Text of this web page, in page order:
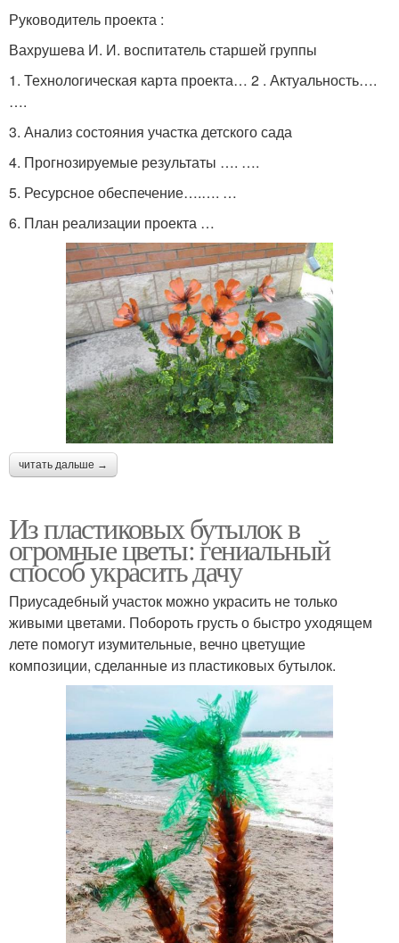
Руководитель проекта :
Вахрушева И. И. воспитатель старшей группы
1. Технологическая карта проекта… 2 . Актуальность….
….
3. Анализ состояния участка детского сада
4. Прогнозируемые результаты …. ….
5. Ресурсное обеспечение….…. …
6. План реализации проекта …
читать дальше →
Из пластиковых бутылок в
огромные цветы: гениальный
способ украсить дачу
Приусадебный участок можно украсить не только
живыми цветами. Побороть грусть о быстро уходящем
лете помогут изумительные, вечно цветущие
композиции, сделанные из пластиковых бутылок.